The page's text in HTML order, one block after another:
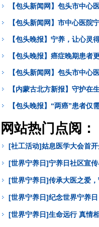
【包头新闻网】包头市中心
【包头新闻网】市中心医院
【包头晚报】宁养，让心灵
【包头晚报】癌症晚期患
【包头新闻网】包头市中心
【内蒙古北方新报】守护在
【包头晚报】“两癌”患者仅
网站热门点阅：
[社工活动]姑息医学大会首
[世界宁养日]宁养日社区宣
[世界宁养日]传承大医之爱
[世界宁养日]纪念世界宁养
[世界宁养日]生命远行 真情